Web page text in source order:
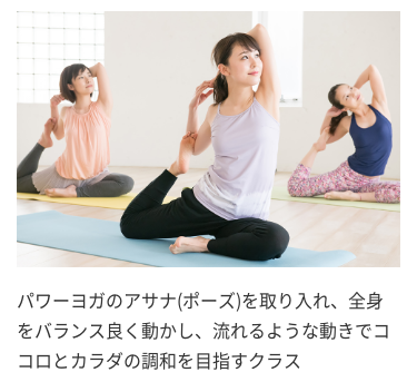
パワーヨガのアサナ(ポーズ)を取り入れ、全身
をバランス良く動かし、流れるような動きでコ
コロとカラダの調和を目指すクラス